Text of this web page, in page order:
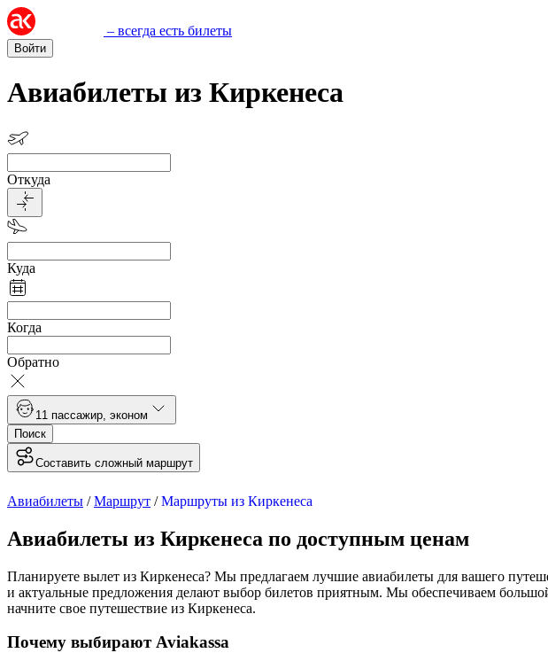
– всегда есть билеты
Войти
Авиабилеты из Киркенеса
Откуда
Куда
Когда
Обратно
1 1 пассажир эконом
Поиск
Составить сложный маршрут
Авиабилеты /Маршрут /Маршруты из Киркенеса
Авиабилеты из Киркенеса по доступным ценам
Планируете вылет из Киркенеса? Мы предлагаем лучшие авиабилеты для вашего
и актуальные предложения делают выбор билетов приятным. Мы обеспечиваем
начните свое путешествие из Киркенеса.
Почему выбирают Aviakassa